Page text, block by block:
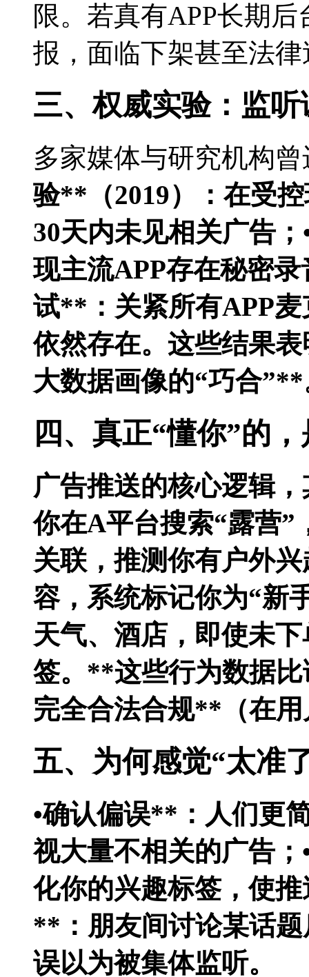
限。若真有APP长期
报，面临下架甚至法
三、权威实验：监听
多家媒体与研究机构曾
验**（2019）：在受
30天内未见相关广告；
现主流APP存在秘密录
试**：关紧所有APP
依然存在。这些结果
大数据画像的“巧合
四、真正“懂你”的
广告推送的核心逻辑
你在A平台搜索“露营”
关联，推测你有户外
容，系统标记你为“新
天气、酒店，即使未
签。**这些行为数据
完全合法合规**（在
五、为何感觉“太准
•确认偏误**：人们更
视大量不相关的广告；
化你的兴趣标签，使
**：朋友间讨论某话
误以为被集体监听。